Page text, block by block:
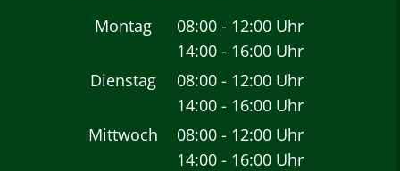
Montag
08:00 - 12:00 Uhr
Von 08:00 bis 12:00
14:00 - 16:00 Uhr
Von 14:00 bis 16:00
Dienstag 08:00 - 12:00 Uhr
Von 08:00 bis 12:00
14:00 - 16:00 Uhr
Von 14:00 bis 16:00
Mittwoch 08:00 - 12:00 Uhr
Von 08:00 bis 12:00
14:00 - 16:00 Uhr